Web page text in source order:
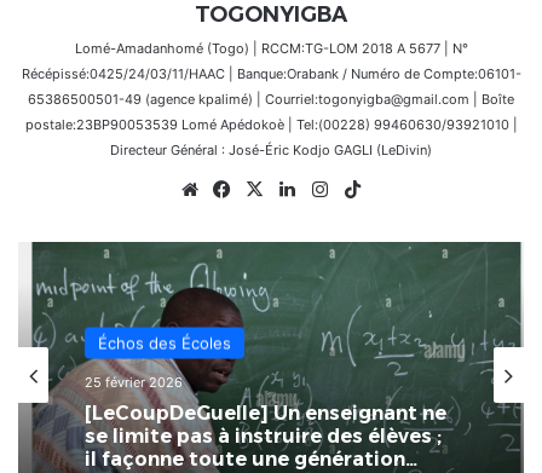
TOGONYIGBA
Lomé-Amadanhomé (Togo) | RCCM:TG-LOM 2018 A 5677 | N°
Récépissé:0425/24/03/11/HAAC | Banque:Orabank / Numéro de Compte:06101-
65386500501-49 (agence kpalimé) | Courriel:togonyigba@gmail.com | Boîte
postale:23BP90053539 Lomé Apédokoè | Tel:(00228) 99460630/93921010 |
Directeur Général : José-Éric Kodjo GAGLI (LeDivin)
WebsiteFacebook
X LinkedinInstagram
Échos des Écoles
17 février 2026
Togo : FOCEN pour améliorer la
qualité grâce à la formation
continue des enseignants